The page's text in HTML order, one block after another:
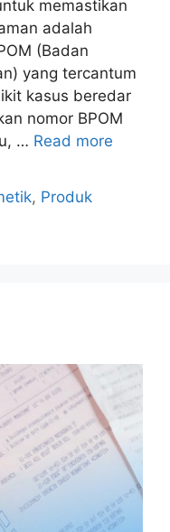
memastikan
adalah
(Badan
yang tercantum
kasus beredar
nomor BPOM
… Read more
, Produk